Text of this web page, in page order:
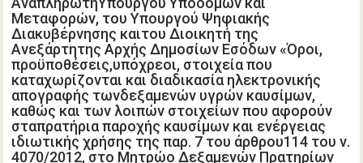
Καυσίμων καιΕνέργειας Ιδιωτικής
Χρήσης, καθώς και το ακριβές
χρονοδιάγραμμα εφαρμογής και
ηπρόσβαση των υπηρεσιών στα
δεδομένα του μητρώου» (Β΄6890).
Μεταφορών, του Υπουργού Ψηφιακής
Διακυβέρνησης καιτου Διοικητή της
Ανεξάρτητης Αρχής Δημοσίων Εσόδων «Όροι,
προϋποθέσεις,υπόχρεοι, στοιχεία που
καταχωρίζονται και διαδικασία ηλεκτρονικής
απογραφής τωνδεξαμενών υγρών καυσίμων,
καθώς και των λοιπών στοιχείων που αφορούν
σταπρατήρια παροχής καυσίμων και ενέργειας
ιδιωτικής χρήσης της παρ. 7 του άρθρου114 του ν.
4070/2012, στο Μητρώο Δεξαμενών Πρατηρίων